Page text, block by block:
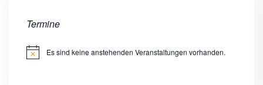
Termine
HinweisEs sind keine anstehenden Veranstaltungen vorhanden.